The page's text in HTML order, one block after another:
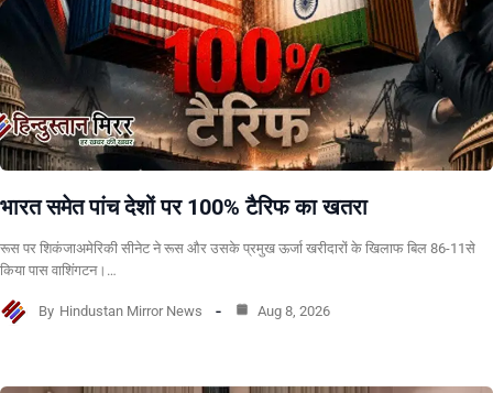
भारत समेत पांच देशों पर 100% टैरिफ का खतरा
रूस पर शिकंजाअमेरिकी सीनेट ने रूस और उसके प्रमुख ऊर्जा खरीदारों के खिलाफ बिल 86-11से
किया पास वाशिंगटन।…
By Hindustan Mirror News Aug 8, 2026